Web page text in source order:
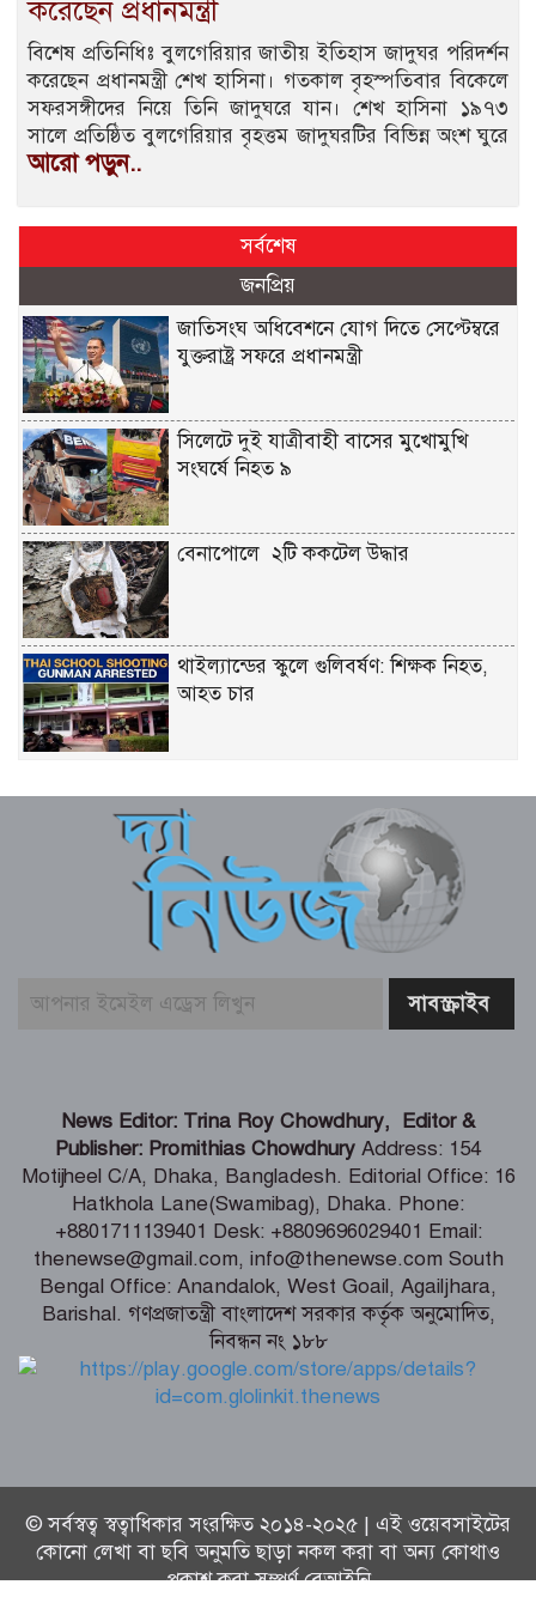
করেছেন প্রধানমন্ত্রী
বিশেষ প্রতিনিধিঃ বুলগেরিয়ার জাতীয় ইতিহাস জাদুঘর পরিদর্শন
করেছেন প্রধানমন্ত্রী শেখ হাসিনা। গতকাল বৃহস্পতিবার বিকেলে
সফরসঙ্গীদের নিয়ে তিনি জাদুঘরে যান। শেখ হাসিনা ১৯৭৩
সালে প্রতিষ্ঠিত বুলগেরিয়ার বৃহত্তম জাদুঘরটির বিভিন্ন অংশ ঘুরে
আরো পড়ুন..
সর্বশেষ
জনপ্রিয়
জাতিসংঘ অধিবেশনে যোগ দিতে সেপ্টেম্বরে
যুক্তরাষ্ট্র সফরে প্রধানমন্ত্রী
সিলেটে দুই যাত্রীবাহী বাসের মুখোমুখি
সংঘর্ষে নিহত ৯
বেনাপোলে ২টি ককটেল উদ্ধার
থাইল্যান্ডের স্কুলে গুলিবর্ষণ: শিক্ষক নিহত,
আহত চার
বহাল, আবেদন খারিজ করল ভারতের সুপ্রিম
দিল্লি-বারাণসী বুলেট ট্রেন, সর্ব্বোচ্চ গতি
ঘন্টায় ৩২০ কিমি
ভারত থেকে টিয়ার গ্যাস আমদানি
হাসান মাহমুদের ৩ উইকেট: প্রস্তুতি ম্যাচে
চালকের আসনে সিএ একাদশ
জিপিএস ছাড়াই মার্কিন ঘাঁটিতে ইরানি
বিমানবাহিনীর অভিযান: দাবি শীর্ষ
কমান্ডারের
চলমান যুদ্ধ খুব শিগগিরই শেষ হবে -ট্রাম্প
News Editor: Trina Roy Chowdhury, Editor &
Publisher: Promithias Chowdhury Address: 154
Motijheel C/A, Dhaka, Bangladesh. Editorial Office: 16
Hatkhola Lane(Swamibag), Dhaka. Phone:
+8801711139401 Desk: +8809696029401 Email:
thenewse@gmail.com, info@thenewse.com South
Bengal Office: Anandalok, West Goail, Agailjhara,
Barishal. গণপ্রজাতন্ত্রী বাংলাদেশ সরকার কর্তৃক অনুমোদিত,
নিবন্ধন নং ১৮৮
© সর্বস্বত্ব স্বত্বাধিকার সংরক্ষিত ২০১৪-২০২৫ | এই ওয়েবসাইটের
কোনো লেখা বা ছবি অনুমতি ছাড়া নকল করা বা অন্য কোথাও
প্রকাশ করা সম্পূর্ণ বেআইনি